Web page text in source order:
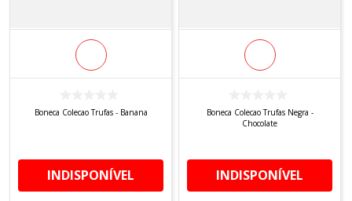
Boneca Colecao Trufas - Banana
INDISPONÍVEL
Boneca Colecao Trufas Negra -
Chocolate
INDISPONÍVEL